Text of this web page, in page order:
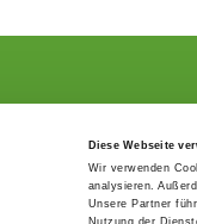
Diese Webseite
Wir verwenden
analysieren.
Unsere Partner
Everything about the breed
Breeding and upbringing
Helper and saviour